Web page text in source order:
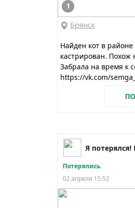
1
Брянск
Найден кот в
кастрирован.
Забрала на время к
https://vk.com/
Я потерялся!
Потерялись
02 апреля 15:52